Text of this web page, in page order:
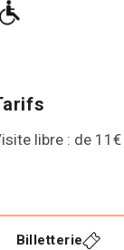
libre : de
Billetterie